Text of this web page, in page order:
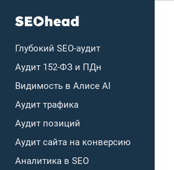
Глубокий SEO-аудит
Аудит 152-ФЗ и ПДн
Видимость в Алисе AI
Аудит трафика
Аудит позиций
Аудит сайта на конверсию
Аналитика в SEO